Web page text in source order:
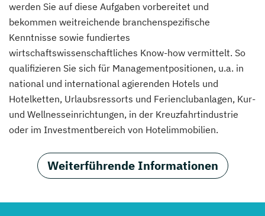
werden Sie auf diese Aufgaben vorbereitet und
bekommen weitreichende branchenspezifische
Kenntnisse sowie fundiertes
wirtschaftswissenschaftliches Know-how vermittelt. So
qualifizieren Sie sich für Managementpositionen, u.a. in
national und international agierenden Hotels und
Hotelketten, Urlaubsressorts und Ferienclubanlagen, Kur-
und Wellnesseinrichtungen, in der Kreuzfahrtindustrie
oder im Investmentbereich von Hotelimmobilien.
Weiterführende Informationen